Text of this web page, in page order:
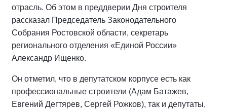
отрасль. Об этом в преддверии Дня строителя
рассказал Председатель Законодательного
Собрания Ростовской области, секретарь
регионального отделения «Единой России»
Александр Ищенко.
Он отметил, что в депутатском корпусе есть как
профессиональные строители (Адам Батажев,
Евгений Дегтярев, Сергей Рожков), так и депутаты,